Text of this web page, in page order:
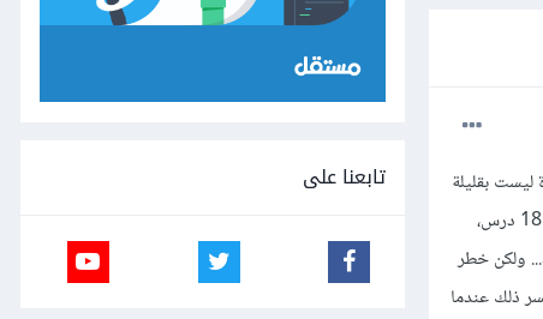
منذو فترة ليست بقليلة
وتعلمت اللغة جافا الاساسيات من موقع هرمش، وبعد ذلك اخذت دورة محمد عيسى التعلم اساسيات جافا ايضا وانهيت 185 درس،
ولكن خطر
ذلك عندما
تابعنا على